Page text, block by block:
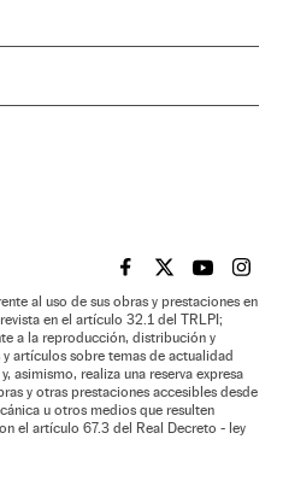
EL PAÍS BRASIL EN
EL PAÍSEL PAÍS
EL
al uso de sus obras y prestaciones en
en el artículo 32.1 del TRLPI;
a la reproducción, distribución y
artículos sobre temas de actualidad
asimismo, realiza una reserva expresa
y otras prestaciones accesibles desde
u otros medios que resulten
el artículo 67.3 del Real Decreto - ley